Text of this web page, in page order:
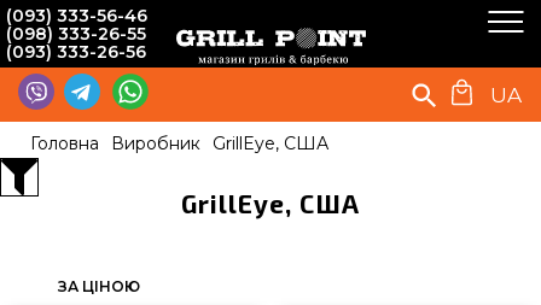
(093) 333-56-46
(098) 333-26-55
(093) 333-26-56
UA
Головна Виробник GrillEye, США
GrillEye, США
ЗА ЦІНОЮ